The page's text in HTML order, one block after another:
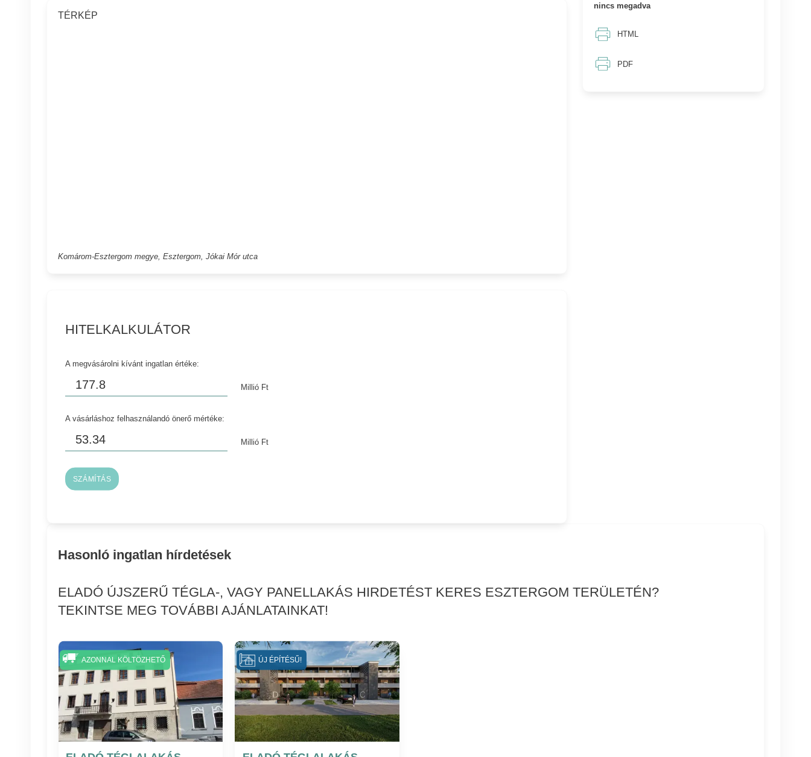
nincs megadva
HTML
PDF
TÉRKÉP
Komárom-Esztergom megye, Esztergom, Jókai Mór utca
HITELKALKULÁTOR
A megvásárolni kívánt ingatlan értéke:
Millió Ft
A vásárláshoz felhasználandó önerő mértéke:
Millió Ft
SZÁMÍTÁS
Hasonló ingatlan hírdetések
ELADÓ ÚJSZERŰ TÉGLA-, VAGY PANELLAKÁS HIRDETÉST KERES ESZTERGOM TERÜLETÉN?
TEKINTSE MEG TOVÁBBI AJÁNLATAINKAT!
AZONNAL KÖLTÖZHETŐ ÚJ ÉPÍTÉSŰ!